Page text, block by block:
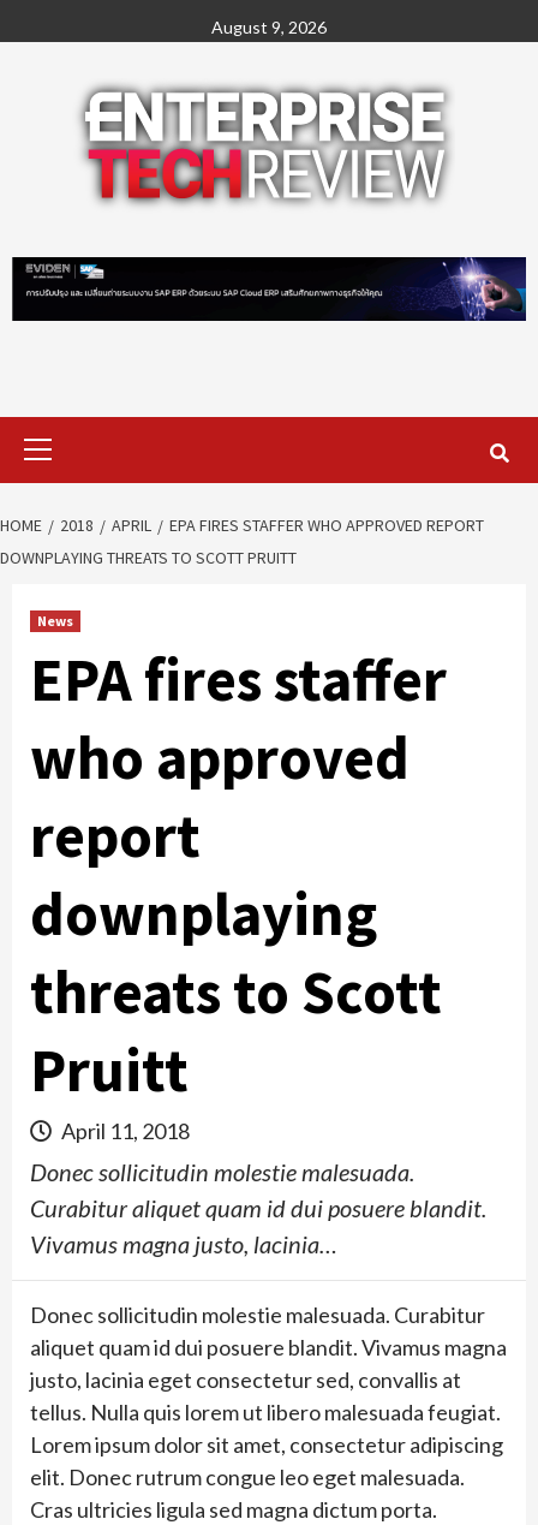
to
August 9, 2026
Primary
Menu
HOME 2018 APRIL
EPA FIRES STAFFER WHO APPROVED REPORT
DOWNPLAYING THREATS TO SCOTT PRUITT
News
EPA fires staffer
who approved
report
downplaying
threats to Scott
Pruitt
April 11, 2018
Donec sollicitudin molestie malesuada.
Curabitur aliquet quam id dui posuere blandit.
Vivamus magna justo, lacinia…
Donec sollicitudin molestie malesuada. Curabitur
aliquet quam id dui posuere blandit. Vivamus magna
justo, lacinia eget consectetur sed, convallis at
tellus. Nulla quis lorem ut libero malesuada feugiat.
Lorem ipsum dolor sit amet, consectetur adipiscing
elit. Donec rutrum congue leo eget malesuada.
Cras ultricies ligula sed magna dictum porta.